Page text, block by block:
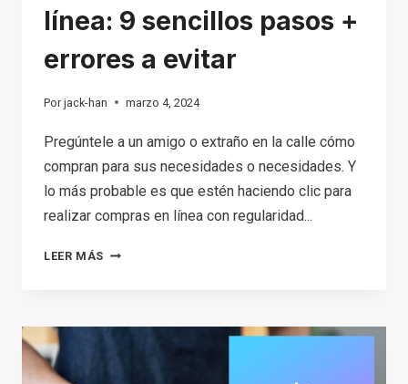
línea: 9 sencillos pasos +
errores a evitar
Por jack-han marzo 4, 2024
Pregúntele a un amigo o extraño en la calle cómo
compran para sus necesidades o necesidades. Y
lo más probable es que estén haciendo clic para
realizar compras en línea con regularidad...
LEER MÁS CÓMO
TIENDA